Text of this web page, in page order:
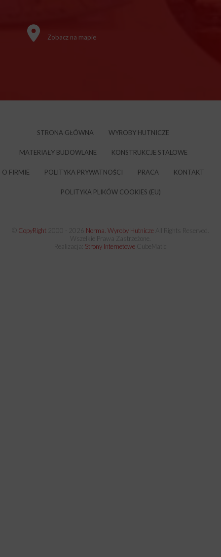
Zobacz na mapie
STRONA GŁÓWNA WYROBY HUTNICZE
MATERIAŁY BUDOWLANE KONSTRUKCJE STALOWE
O FIRMIE POLITYKA PRYWATNOŚCI PRACA KONTAKT
POLITYKA PLIKÓW COOKIES (EU)
CopyRight 2000 - 2026 Norma. Wyroby Hutnicze All Rights Reserved.
Wszelkie Prawa Zastrzeżone.
Realizacja: Strony Internetowe CubeMatic